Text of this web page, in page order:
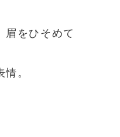
眉をひそめて
。